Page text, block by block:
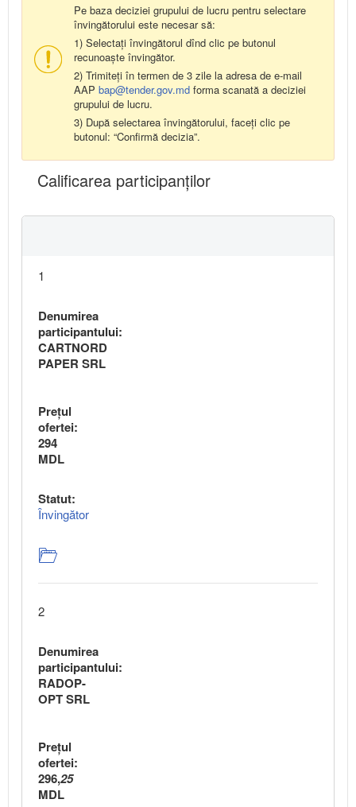
Pe baza deciziei grupului de lucru pentru selectare
învingătorului este necesar să:
1) Selectați învingătorul dînd clic pe butonul
recunoaște învingător.
2) Trimiteți în termen de 3 zile la adresa de e-mail
AAP bap@tender.gov.md forma scanată a deciziei
grupului de lucru.
3) După selectarea învingătorului, faceți clic pe
butonul: “Confirmă decizia”.
Calificarea participanţilor
1
Denumirea
participantului:
CARTNORD
PAPER SRL
Preţul
ofertei:
294
MDL
Statut:
Învingător
2
Denumirea
participantului:
RADOP-
OPT SRL
Preţul
ofertei:
296,25
MDL